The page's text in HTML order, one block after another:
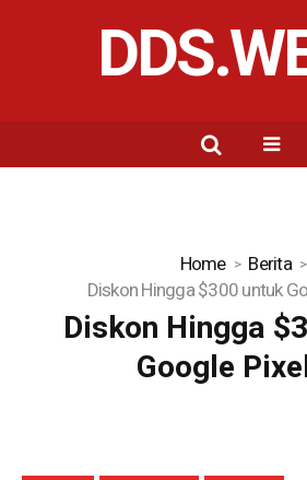
Home
Berita
Diskon Hingga $300 untuk
Diskon Hingga
Google